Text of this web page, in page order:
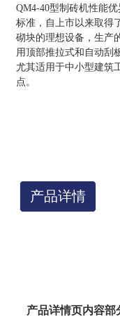
QM4-40型制砖机性能
标准，自上市以来取得
砌块的理想设备，生产
用顶部推拉式和自动刮
尤其适用于中小型建筑
点。
产品详情
产品详情页内容部